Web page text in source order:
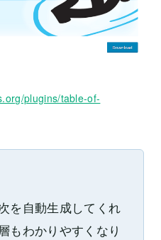
plugins/table-of-
を自動生成してくれ
もわかりやすくなり